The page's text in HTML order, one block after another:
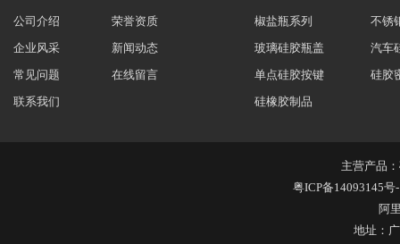
公司介绍
荣誉资质
企业风采
新闻动态
常见问题
在线留言
联系我们
椒盐瓶系列
不锈
玻璃硅胶瓶盖
汽车
单点硅胶按键
硅胶
硅橡胶制品
主营产品：
粤ICP备14093145号
阿
地址：